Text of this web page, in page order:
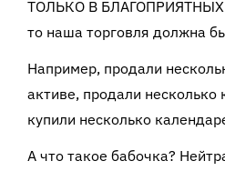
ТОЛЬКО В
то наша торговля должна
Например, продали
активе, продали несколько
купили несколько
А что такое бабочка?